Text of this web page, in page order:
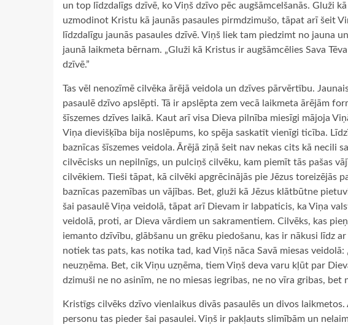
un top līdzdalīgs dzīvē, ko Viņš dzīvo pēc augšāmcelšanās. Gluži
uzmodinot Kristu kā jaunās pasaules pirmdzimušo, tāpat arī šeit
līdzdalīgu jaunās pasaules dzīvē. Viņš liek tam piedzimt no jauna
jaunā laikmeta bērnam. „Gluži kā Kristus ir augšāmcēlies Sava
dzīvē.”
Tas vēl nenozīmē cilvēka ārējā veidola un dzīves pārvērtību.
pasaulē dzīvo apslēpti. Tā ir apslēpta zem vecā laikmeta ārējām
šīszemes dzīves laikā. Kaut arī visa Dieva pilnība miesīgi mājoja
Viņa dievišķība bija noslēpums, ko spēja saskatīt vienīgi ticība.
baznīcas šīszemes veidola. Ārējā ziņā šeit nav nekas cits kā necili
cilvēcisks un nepilnīgs, un pulciņš cilvēku, kam piemīt tās pašas
cilvēkiem. Tieši tāpat, kā cilvēki apgrēcinājās pie Jēzus toreizējās
baznīcas pazemības un vājības. Bet, gluži kā Jēzus klātbūtne
šai pasaulē Viņa veidolā, tāpat arī Dievam ir labpaticis, ka Viņa
veidolā, proti, ar Dieva vārdiem un sakramentiem. Cilvēks, kas
iemanto dzīvību, glābšanu un grēku piedošanu, kas ir nākusi līdz
notiek tas pats, kas notika tad, kad Viņš nāca Savā miesas
neuzņēma. Bet, cik Viņu uzņēma, tiem Viņš deva varu kļūt par
dzimuši ne no asinīm, ne no miesas iegribas, ne no vīra gribas, bet
Kristīgs cilvēks dzīvo vienlaikus divās pasaulēs un divos
personu tas pieder šai pasaulei. Viņš ir pakļauts slimībām un